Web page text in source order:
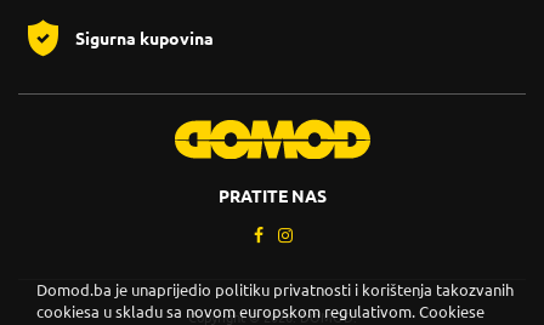
Sigurna kupovina
PRATITE NAS
Copyright © 2026. DOMOD.
Domod.ba je unaprijedio politiku privatnosti i korištenja takozvanih
cookiesa u skladu sa novom europskom regulativom. Cookiese